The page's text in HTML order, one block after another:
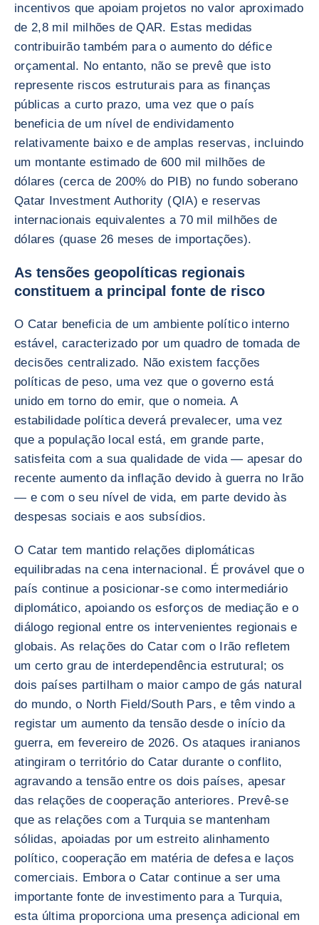
incentivos que apoiam projetos no valor aproximado
de 2,8 mil milhões de QAR. Estas medidas
contribuirão também para o aumento do défice
orçamental. No entanto, não se prevê que isto
represente riscos estruturais para as finanças
públicas a curto prazo, uma vez que o país
beneficia de um nível de endividamento
relativamente baixo e de amplas reservas, incluindo
um montante estimado de 600 mil milhões de
dólares (cerca de 200% do PIB) no fundo soberano
Qatar Investment Authority (QIA) e reservas
internacionais equivalentes a 70 mil milhões de
dólares (quase 26 meses de importações).
As tensões geopolíticas regionais
constituem a principal fonte de risco
O Catar beneficia de um ambiente político interno
estável, caracterizado por um quadro de tomada de
decisões centralizado. Não existem facções
políticas de peso, uma vez que o governo está
unido em torno do emir, que o nomeia. A
estabilidade política deverá prevalecer, uma vez
que a população local está, em grande parte,
satisfeita com a sua qualidade de vida — apesar do
recente aumento da inflação devido à guerra no Irão
— e com o seu nível de vida, em parte devido às
despesas sociais e aos subsídios.
O Catar tem mantido relações diplomáticas
equilibradas na cena internacional. É provável que o
país continue a posicionar-se como intermediário
diplomático, apoiando os esforços de mediação e o
diálogo regional entre os intervenientes regionais e
globais. As relações do Catar com o Irão refletem
um certo grau de interdependência estrutural; os
dois países partilham o maior campo de gás natural
do mundo, o North Field/South Pars, e têm vindo a
registar um aumento da tensão desde o início da
guerra, em fevereiro de 2026. Os ataques iranianos
atingiram o território do Catar durante o conflito,
agravando a tensão entre os dois países, apesar
das relações de cooperação anteriores. Prevê-se
que as relações com a Turquia se mantenham
sólidas, apoiadas por um estreito alinhamento
político, cooperação em matéria de defesa e laços
comerciais. Embora o Catar continue a ser uma
importante fonte de investimento para a Turquia,
esta última proporciona uma presença adicional em